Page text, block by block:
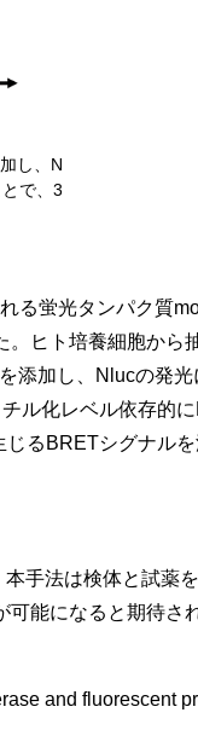
し、N
で、3
る蛍光タンパク質
。ヒト培養細胞から
添加し、Nlucの発光
ル化レベル依存的
るBRETシグナル
手法は検体と試薬
能になると期待さ
and fluorescent